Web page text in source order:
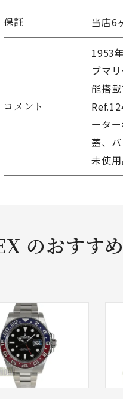
保証 当店6
コメント
1953
ブマ
能搭
ータ
蓋、
未使用
のおすす